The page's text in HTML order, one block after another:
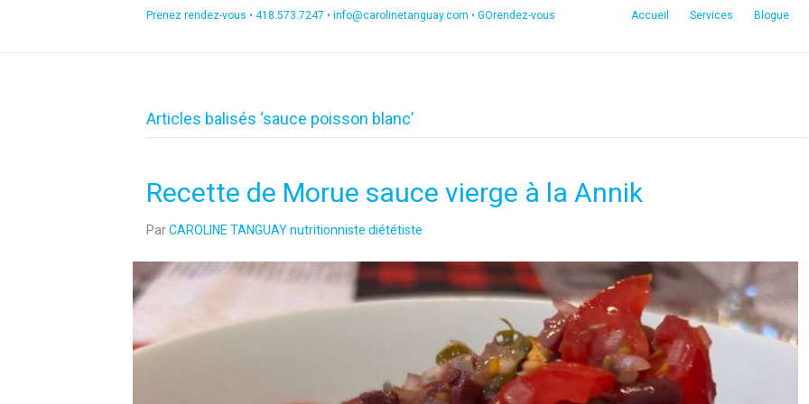
Prenez rendez-vous • 418.573.7247 • info@carolinetanguay.com • GOrendez-vous Accueil Services Blogue
Articles balisés ‘sauce poisson blanc’
Recette de Morue sauce vierge à la Annik
ParCAROLINE TANGUAY nutritionniste diététiste